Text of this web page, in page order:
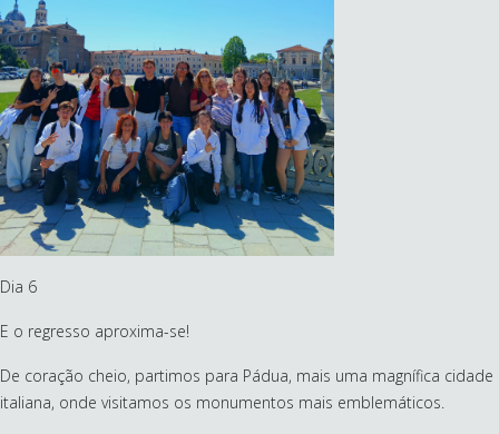
Dia 6
E o regresso aproxima-se!
De coração cheio, partimos para Pádua, mais uma magnífica cidade
italiana, onde visitamos os monumentos mais emblemáticos.